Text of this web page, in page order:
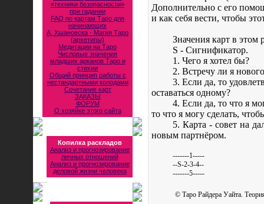
«техники безопасности»
при гадании
FAQ по картам Таро для
начинающих
А. Хшановска - Магия Таро
(архетипы)
Медитации на Таро
Числовые значения
младших арканов Таро и
стихии
Общий принцип работы с
нестандартными колодами
Сочетание карт
ЗАКАЗЫ
ФОРУМ
О хозяйке этого сайта
Копилка раскладов
Анализ и прогнозирование
личных отношений
Анализ и прогнозирование
деловой жизни человека
Дополнительно с его
и как себя вести, чтобы
Значения карт в этом
S - Сигнификатор.
1. Чего я хотел бы?
2. Встречу ли я
3. Если да, то
оставаться одному?
4. Если да, то что я
то что я могу сделать,
5. Карта - совет на
новым партнёром.
-------1-----
--S-2-3-4--
-------5-----
© Таро Райдера Уайта.